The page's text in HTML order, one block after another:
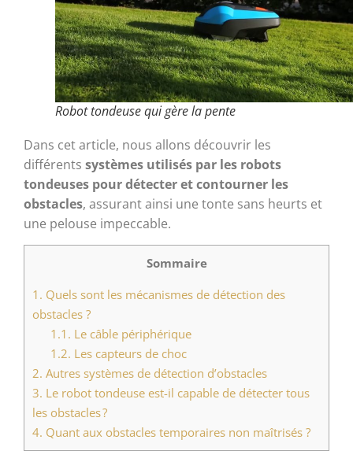
Robot tondeuse qui gère la pente
Dans cet article, nous allons découvrir les
différents systèmes utilisés par les robots
tondeuses pour détecter et contourner les
obstacles, assurant ainsi une tonte sans heurts et
une pelouse impeccable.
Sommaire
1. Quels sont les mécanismes de détection des
obstacles ?
1.1. Le câble périphérique
1.2. Les capteurs de choc
2. Autres systèmes de détection d’obstacles
3. Le robot tondeuse est-il capable de détecter tous
les obstacles ?
4. Quant aux obstacles temporaires non maîtrisés ?